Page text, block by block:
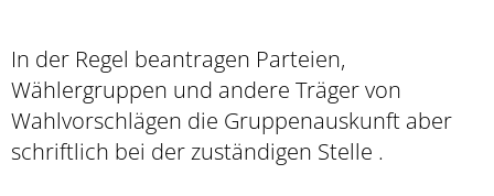
In der Regel beantragen Parteien,
Wählergruppen und andere Träger von
Wahlvorschlägen die Gruppenauskunft aber
schriftlich bei der zuständigen Stelle .